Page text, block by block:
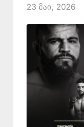
23 Მაი, 2026